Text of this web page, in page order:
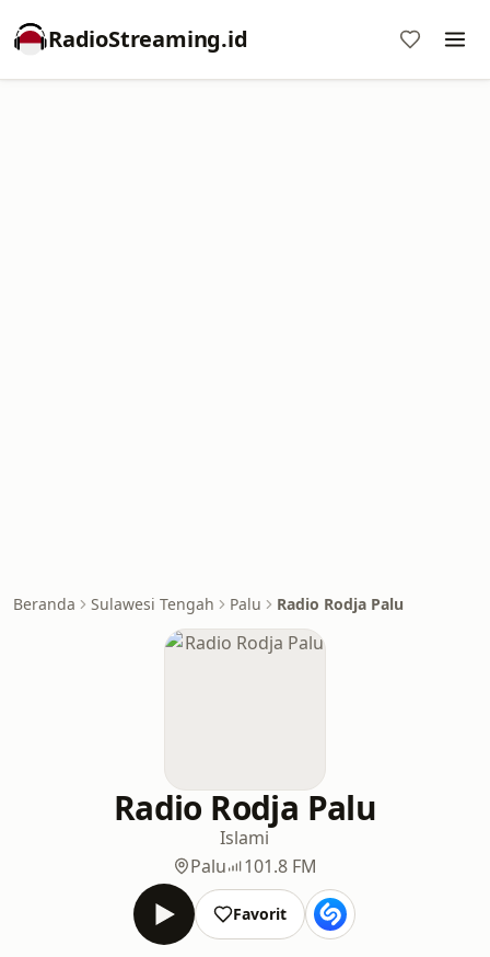
RadioStreaming.id
Beranda Sulawesi Tengah Palu Radio Rodja Palu
Radio Rodja Palu
Islami
Palu
101.8 FM
Favorit